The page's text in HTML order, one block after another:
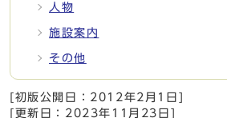
人物
施設案内
その他
[初版公開日： 2012年2月1日 ]
[更新日： 2023年11月23日 ]